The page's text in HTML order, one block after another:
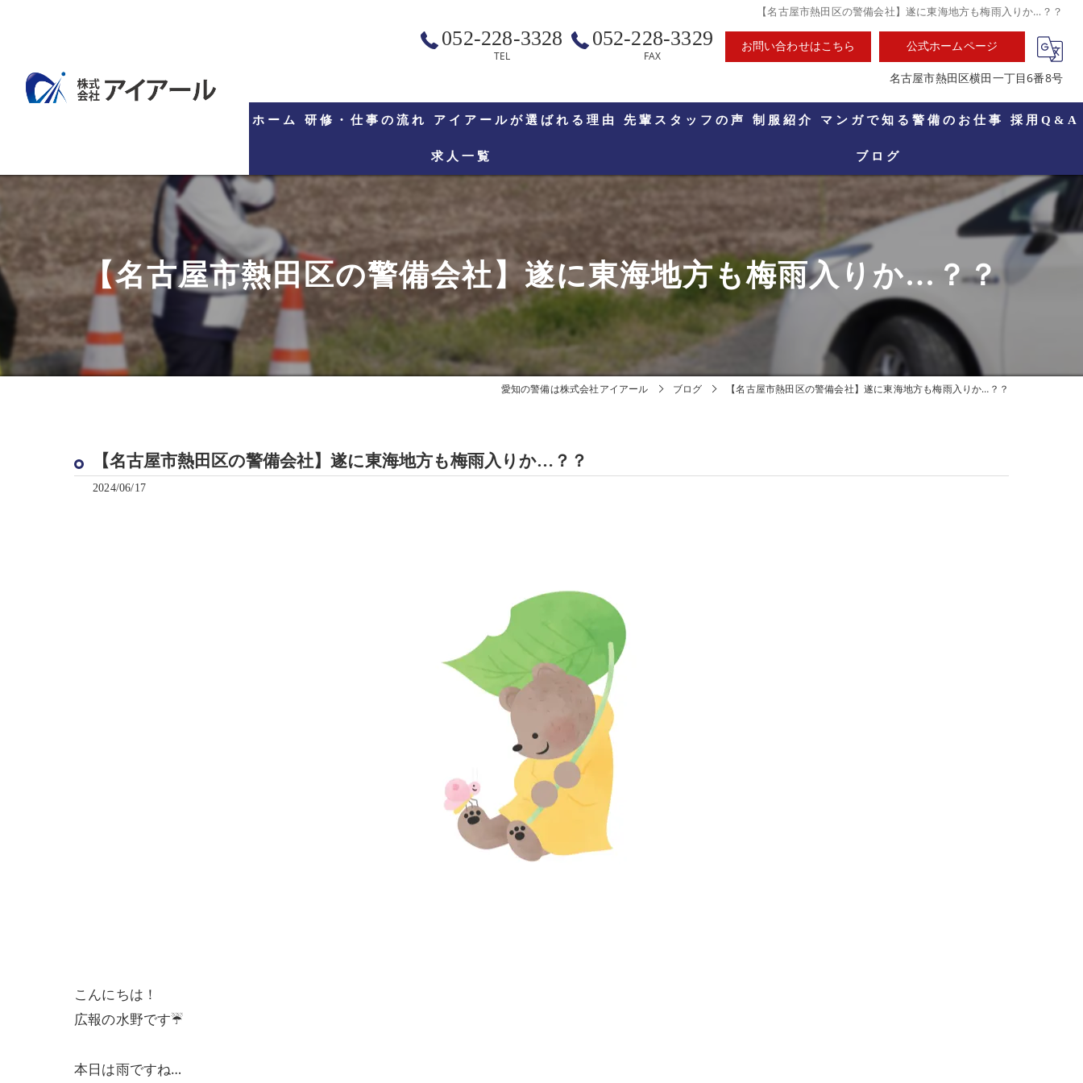
【名古屋市熱田区の警備会社】遂に東海地方も梅雨入りか…？？
052-228-3328
TEL
052-228-3329
FAX
お問い合わせはこちら 公式ホームページ
名古屋市熱田区横田一丁目6番8号
ホーム 研修・仕事の流れ アイアールが選ばれる理由 先輩スタッフの声 制服紹介 マンガで知る警備のお仕事 採用Q&A
求人一覧 ブログ
【名古屋市熱田区の警備会社】遂に東海地方も梅雨入りか…？？
愛知の警備は株式会社アイアール ブログ 【名古屋市熱田区の警備会社】遂に東海地方も梅雨入りか…？？
【名古屋市熱田区の警備会社】遂に東海地方も梅雨入りか…？？
2024/06/17
こんにちは！
広報の水野です☔
本日は雨ですね…